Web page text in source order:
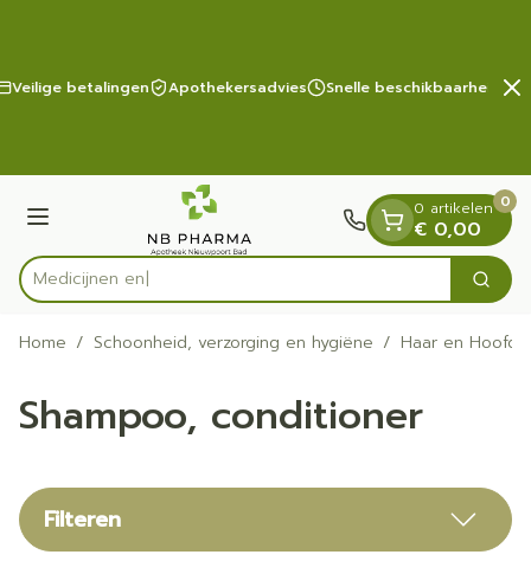
Veilige betalingen Apothekersadvies Snelle beschikbaarheid
Menu
Product, merk, categorie... Zoek
0 artikelen
€ 0,00
0
Home / Schoonheid, verzorging en hygiëne / Haar en Hoofd
Shampoo, conditioner
Filteren